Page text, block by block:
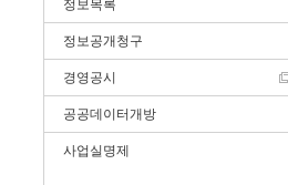
정보목록
정보공개청구
경영공시
공공데이터개방
사업실명제